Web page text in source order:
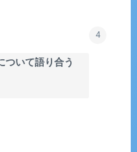
ついて語り合う
4